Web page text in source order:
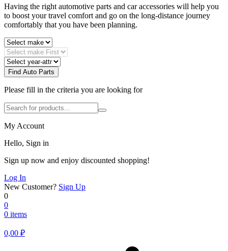
Having the right automotive parts and car accessories will help you
to boost your travel comfort and go on the long-distance journey
comfortably that you have been planning.
Find Auto Parts
Please fill in the criteria you are looking for
My Account
Hello, Sign in
Sign up now and enjoy discounted shopping!
Log In
New Customer? Sign Up
0
0
0 items
0,00 ₽